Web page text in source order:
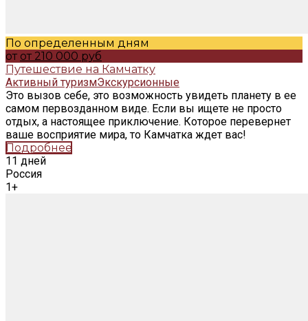
По определенным дням
от от 210 000 руб
Путешествие на Камчатку
Активный туризмЭкскурсионные
Это вызов себе, это возможность увидеть планету в ее
самом первозданном виде. Если вы ищете не просто
отдых, а настоящее приключение. Которое перевернет
ваше восприятие мира, то Камчатка ждет вас!
Подробнее
11 дней
Россия
1+